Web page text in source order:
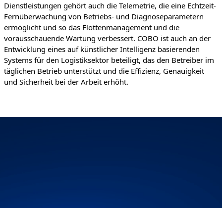
Dienstleistungen gehört auch die Telemetrie, die eine Echtzeit-
Fernüberwachung von Betriebs- und Diagnoseparametern
ermöglicht und so das Flottenmanagement und die
vorausschauende Wartung verbessert. COBO ist auch an der
Entwicklung eines auf künstlicher Intelligenz basierenden
Systems für den Logistiksektor beteiligt, das den Betreiber im
täglichen Betrieb unterstützt und die Effizienz, Genauigkeit
und Sicherheit bei der Arbeit erhöht.